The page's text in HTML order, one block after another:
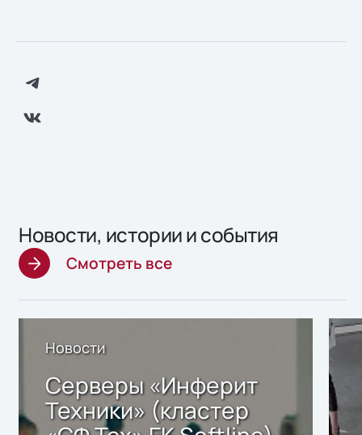
Новости, истории и события
Смотреть все
Новости
Серверы «Инферит
Техники» (кластер